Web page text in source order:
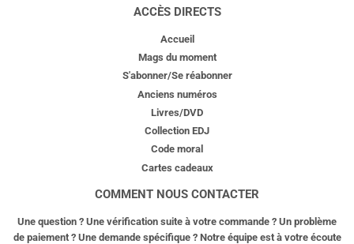
ACCÈS DIRECTS
Accueil
Mags du moment
S'abonner/Se réabonner
Anciens numéros
Livres/DVD
Collection EDJ
Code moral
Cartes cadeaux
COMMENT NOUS CONTACTER
Une question ? Une vérification suite à votre commande ? Un problème
de paiement ? Une demande spécifique ? Notre équipe est à votre écoute